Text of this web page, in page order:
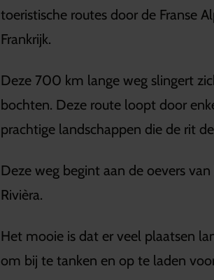
toeristische routes door de Franse
Frankrijk.
Deze 700 km lange weg slingert
bochten. Deze route loopt door
prachtige landschappen die de rit
Deze weg begint aan de oevers
Rivièra.
Het mooie is dat er veel plaatsen
om bij te tanken en op te laden